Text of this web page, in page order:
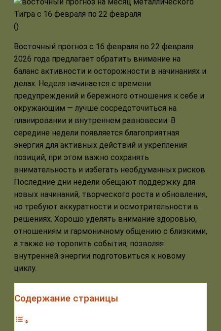
()
Восточный прогноз с 16 февраля по 22 февраля
2026 года предлагает обратить внимание на
баланс активности и осторожности в начинаниях и
делах. Неделя начинается с времени
предупреждений и бережного отношения к себе и
окружающим — лучше сосредоточиться на
планировании и внутреннем равновесии. В
середине недели появляется благоприятная
энергия для активных действий и укрепления
позиций, при этом важно сохранять
внимательность и избегать необдуманных рисков.
Последние дни недели обещают поддержку для
новых начинаний, творческого роста и обновления,
но требуют аккуратности и осмотрительности в
решениях. Хорошо уделять внимание здоровью,
отношениям и гармоничному общению с близкими,
а также не торопить события, позволяя
внутренней энергии подготовиться к новому
циклу.
Содержание страницы